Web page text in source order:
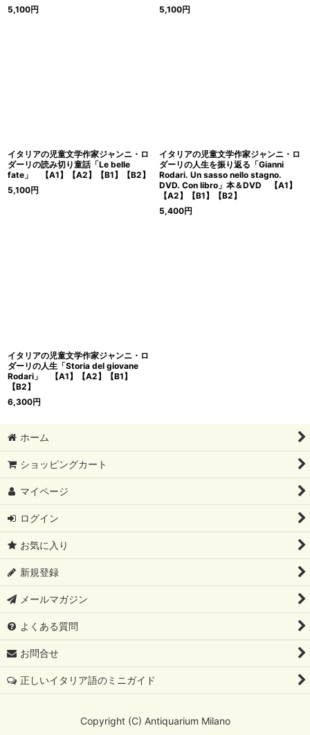
5,100円
5,100円
イタリアの児童文学作家ジャンニ・ロ
ダーリの読み切り童話「Le belle
fate」 【A1】【A2】【B1】【B2】
5,100円
イタリアの児童文学作家ジャンニ・ロ
ダーリの人生を振り返る「Gianni
Rodari. Un sasso nello stagno.
DVD. Con libro」本＆DVD 【A1】
【A2】【B1】【B2】
5,400円
イタリアの児童文学作家ジャンニ・ロ
ダーリの人生「Storia del giovane
Rodari」 【A1】【A2】【B1】
【B2】
6,300円
ホーム
ショッピングカート
マイページ
ログイン
お気に入り
新規登録
メールマガジン
よくある質問
お問合せ
正しいイタリア語のミニガイド
Copyright (C) Antiquarium Milano